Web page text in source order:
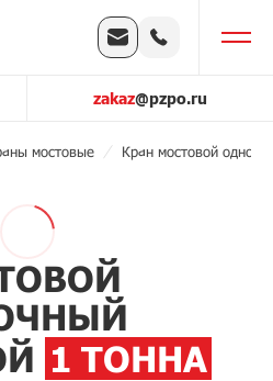
zakaz@pzpo.ru
мостовые Кран мостовой
1 ТОННА